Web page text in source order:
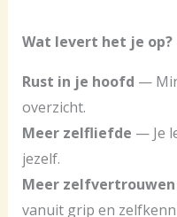
Wat levert het je op?
Rust in je hoofd —
overzicht.
Meer zelfliefde — Je
jezelf.
Meer zelfvertrouwen
vanuit grip en